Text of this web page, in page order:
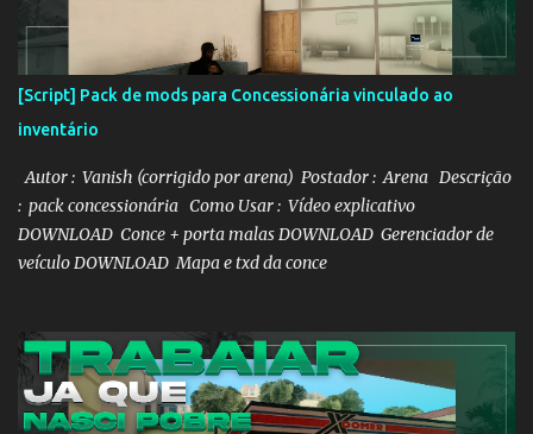
[Script] Pack de mods para Concessionária vinculado ao
inventário
Autor : Vanish (corrigido por arena) Postador : Arena Descrição
: pack concessionária Como Usar : Vídeo explicativo
DOWNLOAD Conce + porta malas DOWNLOAD Gerenciador de
veículo DOWNLOAD Mapa e txd da conce